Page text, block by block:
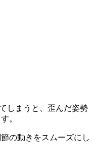
しまうと、歪んだ姿勢
。
の動きをスムーズにし